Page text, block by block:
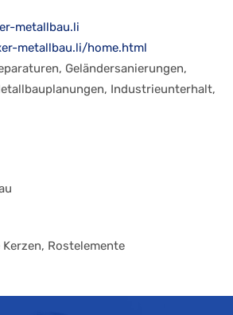
metallbau.li
metallbau.li/home.html
Geländersanierungen,
Industrieunterhalt,
Rostelemente